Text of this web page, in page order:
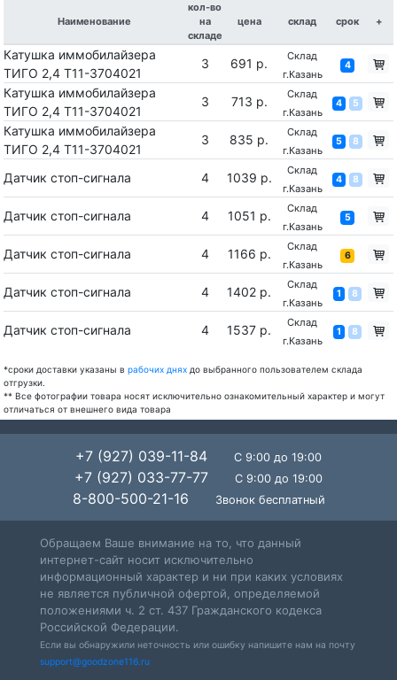
Наименование
кол-во
на
складе
цена склад срок +
Катушка иммобилайзера
ТИГО 2,4 T11-3704021
3 691 р.
Склад
г.Казань
4
Катушка иммобилайзера
ТИГО 2,4 T11-3704021
3 713 р.
Склад
г.Казань
4 5
Катушка иммобилайзера
ТИГО 2,4 T11-3704021
3 835 р.
Склад
г.Казань
5 8
Датчик стоп-сигнала 4 1039 р.
Склад
г.Казань
4 8
Датчик стоп-сигнала 4 1051 р.
Склад
г.Казань
5
Датчик стоп-сигнала 4 1166 р.
Склад
г.Казань
6
Датчик стоп-сигнала 4 1402 р.
Склад
г.Казань
1 8
Датчик стоп-сигнала 4 1537 р.
Склад
г.Казань
1 8
*сроки доставки указаны в рабочих днях до выбранного пользователем склада
отгрузки.
** Все фотографии товара носят исключительно ознакомительный характер и могут
отличаться от внешнего вида товара
+7 (927) 039-11-84 С 9:00 до 19:00
+7 (927) 033-77-77 С 9:00 до 19:00
8-800-500-21-16 Звонок бесплатный
Обращаем Ваше внимание на то, что данный
интернет-сайт носит исключительно
информационный характер и ни при каких условиях
не является публичной офертой, определяемой
положениями ч. 2 ст. 437 Гражданского кодекса
Российской Федерации.
Если вы обнаружили неточность или ошибку напишите нам на почту
support@goodzone116.ru